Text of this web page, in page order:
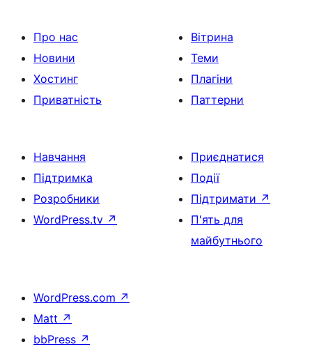
Про нас
Новини
Хостинг
Приватність
Вітрина
Теми
Плагіни
Паттерни
Навчання
Підтримка
Розробники
WordPress.tv ↗
Приєднатися
Події
Підтримати ↗
П'ять для
майбутнього
WordPress.com ↗
Matt ↗
bbPress ↗